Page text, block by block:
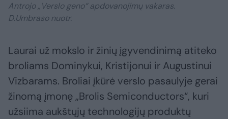
Antrojo „Verslo geno“ apdovanojimų vakaras.
D.Umbraso nuotr.
Laurai už mokslo ir žinių įgyvendinimą atiteko
broliams Dominykui, Kristijonui ir Augustinui
Vizbarams. Broliai įkūrė verslo pasaulyje gerai
žinomą įmonę „Brolis Semiconductors“, kuri
užsiima aukštųjų technologijų produktų